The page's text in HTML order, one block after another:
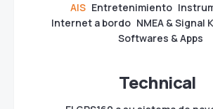
AIS Entretenimiento
Internet a bordo NMEA & Signal K
Softwares & Apps
Technical